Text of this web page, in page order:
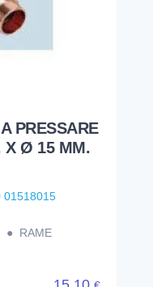
PRESSARE
X Ø 15 MM.
01518015
● RAME